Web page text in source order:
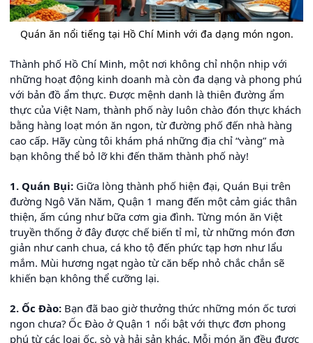
Quán ăn nổi tiếng tại Hồ Chí Minh với đa dạng món ngon.
Thành phố Hồ Chí Minh, một nơi không chỉ nhộn nhịp với
những hoạt động kinh doanh mà còn đa dạng và phong phú
với bản đồ ẩm thực. Được mệnh danh là thiên đường ẩm
thực của Việt Nam, thành phố này luôn chào đón thực khách
bằng hàng loạt món ăn ngon, từ đường phố đến nhà hàng
cao cấp. Hãy cùng tôi khám phá những địa chỉ “vàng” mà
bạn không thể bỏ lỡ khi đến thăm thành phố này!
1. Quán Bụi: Giữa lòng thành phố hiện đại, Quán Bụi trên
đường Ngô Văn Năm, Quận 1 mang đến một cảm giác thân
thiện, ấm cúng như bữa cơm gia đình. Từng món ăn Việt
truyền thống ở đây được chế biến tỉ mỉ, từ những món đơn
giản như canh chua, cá kho tộ đến phức tạp hơn như lẩu
mắm. Mùi hương ngạt ngào từ căn bếp nhỏ chắc chắn sẽ
khiến bạn không thể cưỡng lại.
2. Ốc Đào: Bạn đã bao giờ thưởng thức những món ốc tươi
ngon chưa? Ốc Đào ở Quận 1 nổi bật với thực đơn phong
phú từ các loại ốc, sò và hải sản khác. Mỗi món ăn đều được